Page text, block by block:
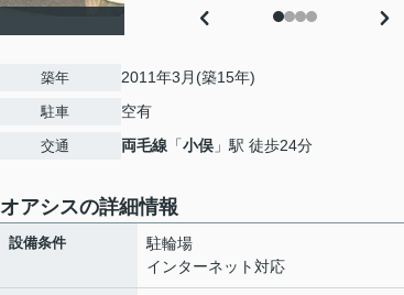
築年 2011年3月(築15年)
駐車 空有
交通 両毛線 「小俣 」駅 徒歩24分
オアシスの詳細情報
設備条件
駐輪場
インターネット対応